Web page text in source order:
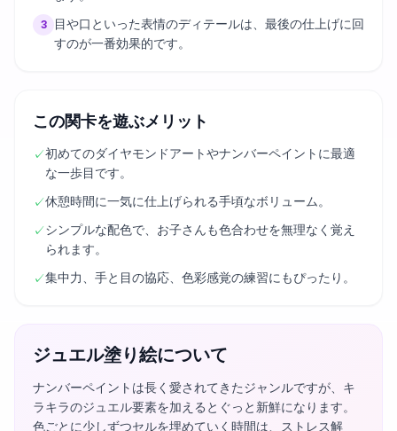
3
目や口といった表情のディテールは、最後の仕上げに回
すのが一番効果的です。
この関卡を遊ぶメリット
✓初めてのダイヤモンドアートやナンバーペイントに最適
な一歩目です。
✓休憩時間に一気に仕上げられる手頃なボリューム。
✓シンプルな配色で、お子さんも色合わせを無理なく覚え
られます。
✓集中力、手と目の協応、色彩感覚の練習にもぴったり。
ジュエル塗り絵について
ナンバーペイントは長く愛されてきたジャンルですが、キ
ラキラのジュエル要素を加えるとぐっと新鮮になります。
色ごとに少しずつセルを埋めていく時間は、ストレス解